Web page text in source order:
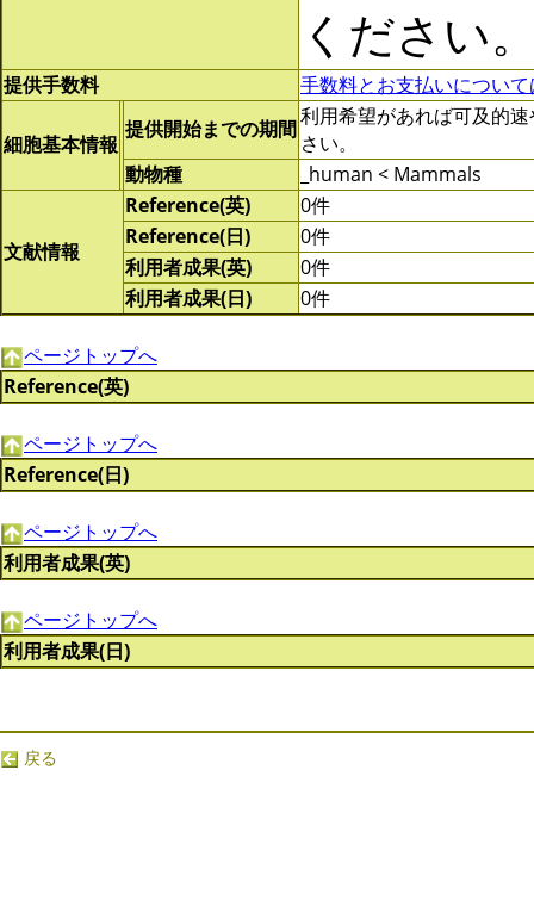
ください
提供手数料 手数料とお支払いについ
細胞基本情報
提供開始までの期間利用希望があれば可及的
さい。
動物種
_human < Mammals
文献情報
Reference(英)
0件
Reference(日)
0件
利用者成果(英)
0件
利用者成果(日)
0件
ページトップへ
Reference(英)
ページトップへ
Reference(日)
ページトップへ
利用者成果(英)
ページトップへ
利用者成果(日)
戻る